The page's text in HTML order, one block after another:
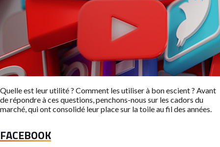
Quelle est leur utilité ? Comment les utiliser à bon escient ? Avant
de répondre à ces questions, penchons-nous sur les cadors du
marché, qui ont consolidé leur place sur la toile au fil des années.
FACEBOOK